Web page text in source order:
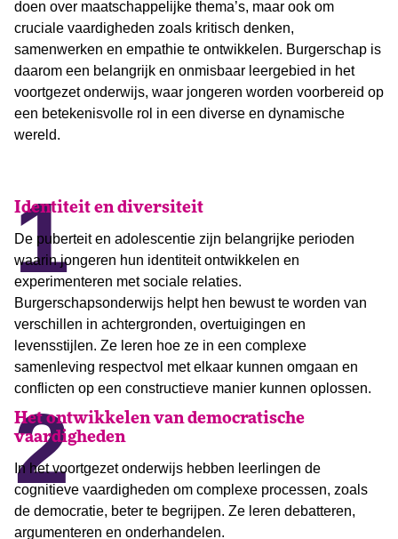
doen over maatschappelijke thema’s, maar ook om
cruciale vaardigheden zoals kritisch denken,
samenwerken en empathie te ontwikkelen. Burgerschap is
daarom een belangrijk en onmisbaar leergebied in het
voortgezet onderwijs, waar jongeren worden voorbereid op
een betekenisvolle rol in een diverse en dynamische
wereld.
1
Identiteit en diversiteit
De puberteit en adolescentie zijn belangrijke perioden
waarin jongeren hun identiteit ontwikkelen en
experimenteren met sociale relaties.
Burgerschapsonderwijs helpt hen bewust te worden van
verschillen in achtergronden, overtuigingen en
levensstijlen. Ze leren hoe ze in een complexe
samenleving respectvol met elkaar kunnen omgaan en
conflicten op een constructieve manier kunnen oplossen.
2
Het ontwikkelen van democratische
vaardigheden
In het voortgezet onderwijs hebben leerlingen de
cognitieve vaardigheden om complexe processen, zoals
de democratie, beter te begrijpen. Ze leren debatteren,
argumenteren en onderhandelen.